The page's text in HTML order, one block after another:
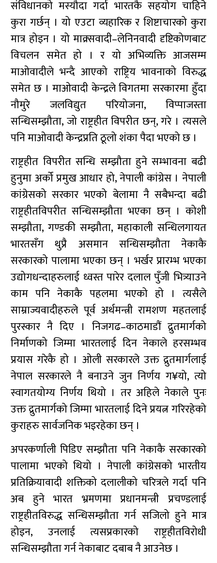
संविधानको मस्यौदा गर्दा भारतकै सहयोग चाहिने
कुरा गर्छन् । यो एउटा व्यहारिक र शिष्टाचारको कुरा
मात्र होइन । यो माक्र्सवादी–लेनिनवादी दृष्टिकोणबाट
विचलन समेत हो । र यो अभिव्यक्ति आजसम्म
माओवादीले भन्दै आएको राष्ट्रिय भावनाको विरुद्ध
समेत छ । माओवादी केन्द्रले विगतमा सरकारमा हुँदा
नौमुरे जलविद्युत परियोजना, विप्पाजस्ता
सन्धिसम्झौता, जो राष्ट्रहीत विपरीत छन्, गरे । त्यसले
पनि माओवादी केन्द्रप्रति ठूलो शंका पैदा भएको छ ।
राष्ट्रहीत विपरीत सन्धि सम्झौता हुने सम्भावना बढी
हुनुमा अर्को प्रमुख आधार हो, नेपाली कांग्रेस । नेपाली
कांग्रेसको सरकार भएको बेलामा नै सबैभन्दा बढी
राष्ट्रहीतविपरीत सन्धिसम्झौता भएका छन् । कोशी
सम्झौता, गण्डकी सम्झौता, महाकाली सन्धिलगायत
भारतसँग थुप्रै असमान सन्धिसम्झौता नेकाकै
सरकारको पालामा भएका छन् । भर्खर प्रारम्भ भएका
उद्योगधन्दाहरुलाई ध्वस्त पारेर दलाल पुँजी भित्र्याउने
काम पनि नेकाकै पहलमा भएको हो । त्यसैले
साम्राज्यवादीहरुले पूर्व अर्थमन्त्री रामशण महतलाई
पुरस्कार नै दिए । निजगढ–काठमाडौं द्रुतमार्गको
निर्माणको जिम्मा भारतलाई दिन नेकाले हरसम्भव
प्रयास गरेकै हो । ओली सरकारले उक्त द्रुतमार्गलाई
नेपाल सरकारले नै बनाउने जुन निर्णय ग¥यो, त्यो
स्वागतयोग्य निर्णय थियो । तर अहिले नेकाले पुनः
उक्त द्रुतमार्गको जिम्मा भारतलाई दिने प्रयत्न गरिरहेको
कुराहरु सार्वजनिक भइरहेका छन् ।
अपरकर्णाली पिडिए सम्झौता पनि नेकाकै सरकारको
पालामा भएको थियो । नेपाली कांग्रेसको भारतीय
प्रतिक्रियावादी शक्तिको दलालीको चरित्रले गर्दा पनि
अब हुने भारत भ्रमणमा प्रधानमन्त्री प्रचण्डलाई
राष्ट्रहीतविरुद्ध सन्धिसम्झौता गर्न सजिलो हुने मात्र
होइन, उनलाई त्यसप्रकारको राष्ट्रहीतविरोधी
सन्धिसम्झौता गर्न नेकाबाट दबाब नै आउनेछ ।